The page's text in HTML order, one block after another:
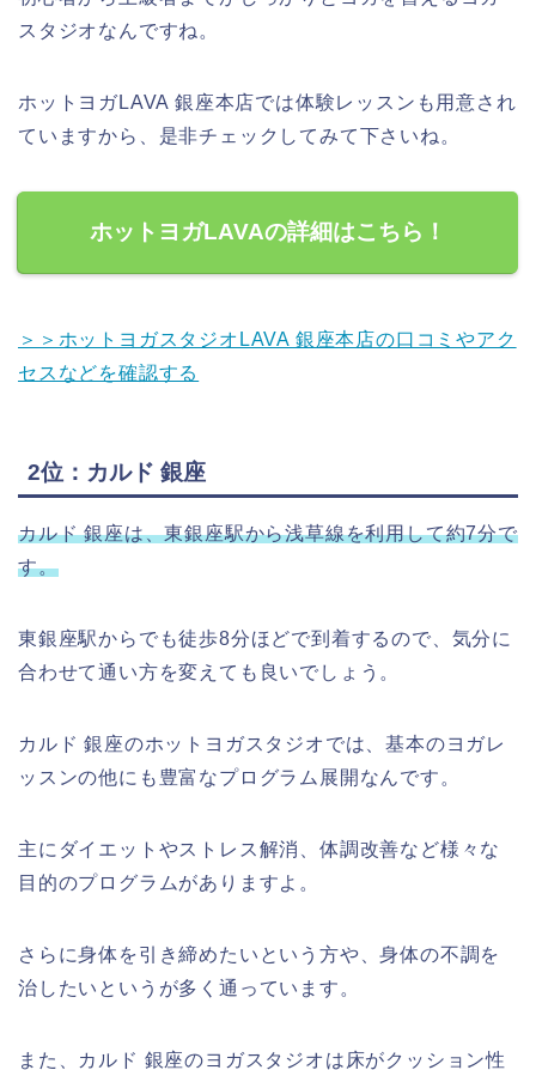
スタジオなんですね。
ホットヨガLAVA 銀座本店では体験レッスンも用意され
ていますから、是非チェックしてみて下さいね。
ホットヨガLAVAの詳細はこちら！
＞＞ホットヨガスタジオLAVA 銀座本店の口コミやアク
セスなどを確認する
2位：カルド 銀座
カルド 銀座は、東銀座駅から浅草線を利用して約7分で
す。
東銀座駅からでも徒歩8分ほどで到着するので、気分に
合わせて通い方を変えても良いでしょう。
カルド 銀座のホットヨガスタジオでは、基本のヨガレ
ッスンの他にも豊富なプログラム展開なんです。
主にダイエットやストレス解消、体調改善など様々な
目的のプログラムがありますよ。
さらに身体を引き締めたいという方や、身体の不調を
治したいというが多く通っています。
また、カルド 銀座のヨガスタジオは床がクッション性